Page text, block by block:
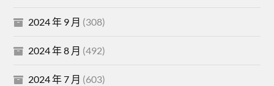
2024 年 9 月 (308)
2024 年 8 月 (492)
2024 年 7 月 (603)